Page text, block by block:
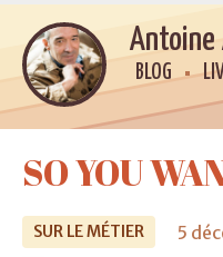
Antoine
BLOG
SO YOU
SUR LE MÉTIER 5